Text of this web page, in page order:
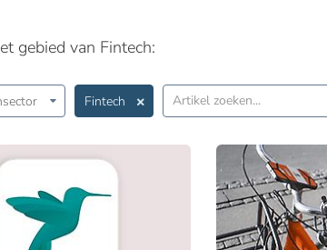
gebied van Fintech:
Fintech